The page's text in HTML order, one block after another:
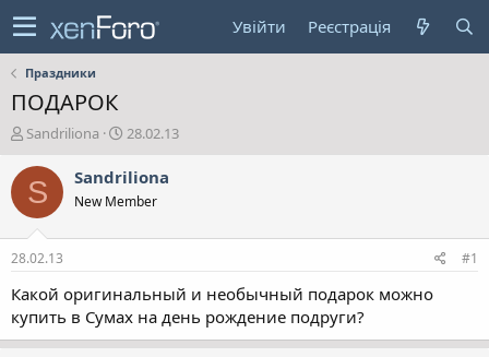
Увійти Реєстрація
Праздники
ПОДАРОК
А
т
о
р
е
м
и
Sandriliona
Д
т
с
р
н
28.02.13
S Sandriliona
New Member
28.02.13 #1
Какой оригинальный и необычный подарок можно
купить в Сумах на день рождение подруги?